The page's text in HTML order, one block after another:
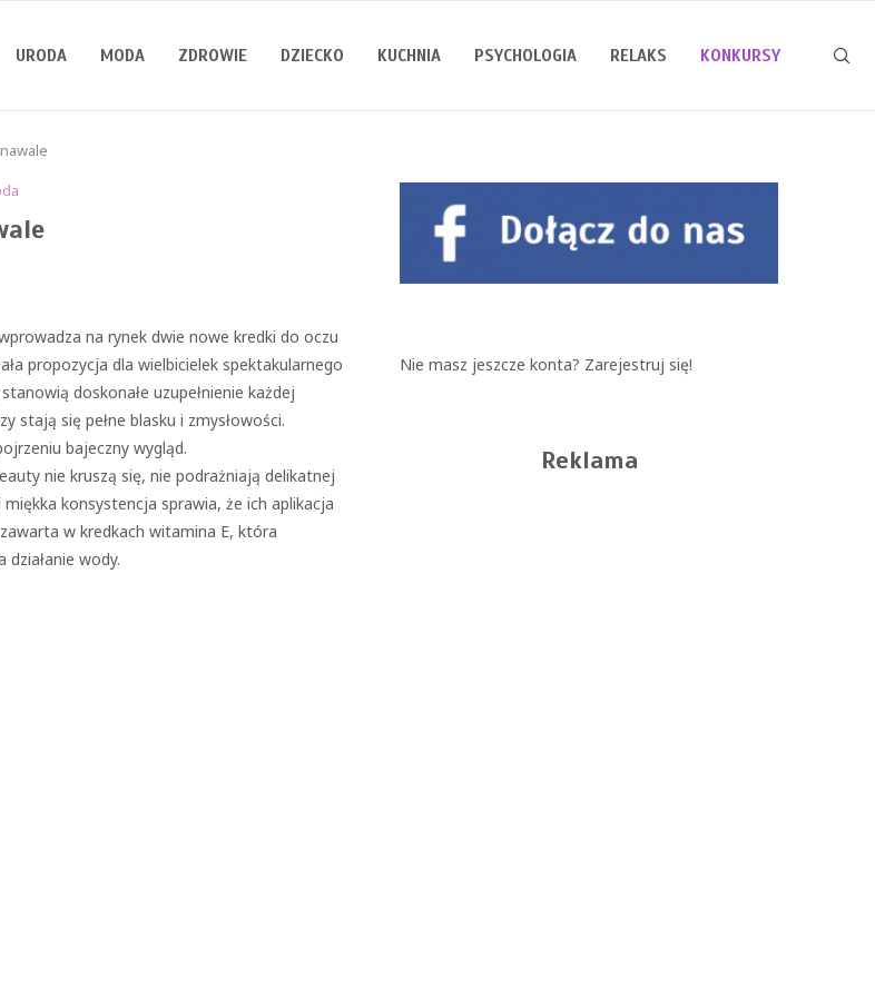
URODA MODA ZDROWIE DZIECKO KUCHNIA PSYCHOLOGIA RELAKS KONKURSY
na rynek dwie nowe kredki do oczu
propozycja dla wielbicielek spektakularnego
doskonałe uzupełnienie każdej
stają się pełne blasku i zmysłowości.
bajeczny wygląd.
nie kruszą się, nie podrażniają delikatnej
konsystencja sprawia, że ich aplikacja
w kredkach witamina E, która
wody.
Nie masz jeszcze konta? Zarejestruj się!
Reklama